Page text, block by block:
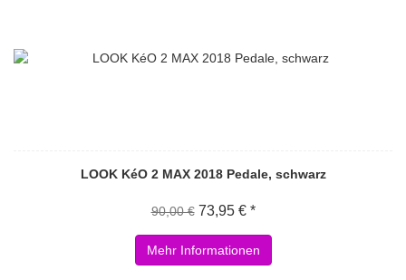
LOOK KéO 2 MAX 2018 Pedale, schwarz
90,00 € 73,95 € *
Mehr Informationen